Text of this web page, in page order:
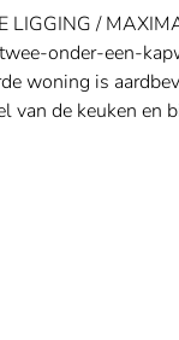
/
onder-een-
woning is
van de keuken